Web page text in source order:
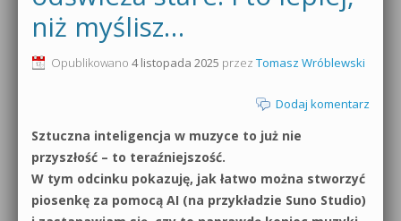
Produkcja muzyczna od podstaw
Dubstep z syntezatorem Massive
Kontakt 5 Kompendium
0dB.pl - informacje
Newsletter
Archiwum aktualności
Polityka prywatności
niż myślisz…
Opublikowano 4 listopada 2025 przez Tomasz Wróblewski
Dodaj komentarz
Sztuczna inteligencja w muzyce to już nie
przyszłość – to teraźniejszość.
W tym odcinku pokazuję, jak łatwo można stworzyć
piosenkę za pomocą AI (na przykładzie Suno Studio)